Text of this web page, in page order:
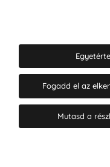
Fogadd el az
Mutasd a